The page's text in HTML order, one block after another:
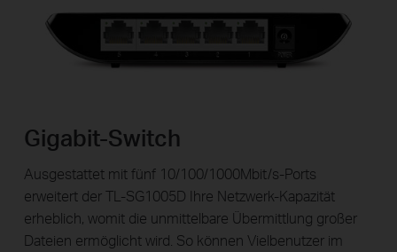
Gigabit-Switch
Ausgestattet mit fünf 10/100/1000Mbit/s-Ports
erweitert der TL-SG1005D Ihre Netzwerk-Kapazität
erheblich, womit die unmittelbare Übermittlung großer
Dateien ermöglicht wird. So können Vielbenutzer im